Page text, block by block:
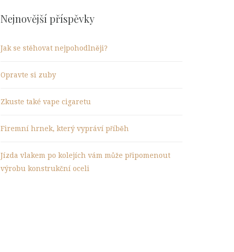
Nejnovější příspěvky
Jak se stěhovat nejpohodlněji?
Opravte si zuby
Zkuste také vape cigaretu
Firemní hrnek, který vypráví příběh
Jízda vlakem po kolejích vám může připomenout
výrobu konstrukční oceli